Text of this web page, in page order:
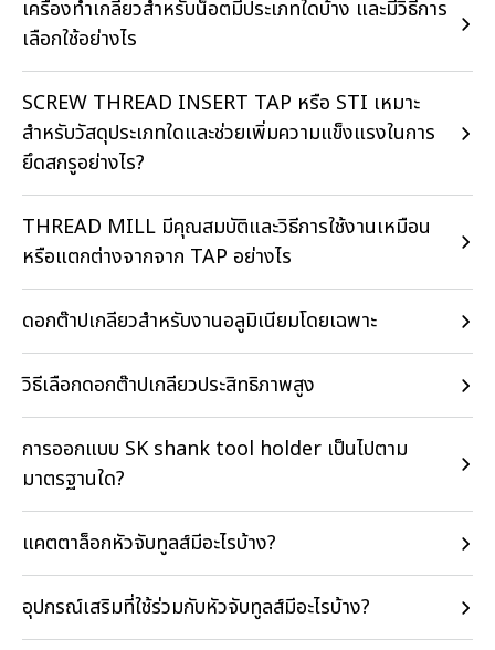
เครื่องทำเกลียวสำหรับน็อตมีประเภทใดบ้าง และมีวิธีการ
เลือกใช้อย่างไร
SCREW THREAD INSERT TAP หรือ STI เหมาะ
สำหรับวัสดุประเภทใดและช่วยเพิ่มความแข็งแรงในการ
ยึดสกรูอย่างไร?
THREAD MILL มีคุณสมบัติและวิธีการใช้งานเหมือน
หรือแตกต่างจากจาก TAP อย่างไร
ดอกต๊าปเกลียวสำหรับงานอลูมิเนียมโดยเฉพาะ
วิธีเลือกดอกต๊าปเกลียวประสิทธิภาพสูง
การออกแบบ SK shank tool holder เป็นไปตาม
มาตรฐานใด?
แคตตาล็อกหัวจับทูลส์มีอะไรบ้าง?
อุปกรณ์เสริมที่ใช้ร่วมกับหัวจับทูลส์มีอะไรบ้าง?